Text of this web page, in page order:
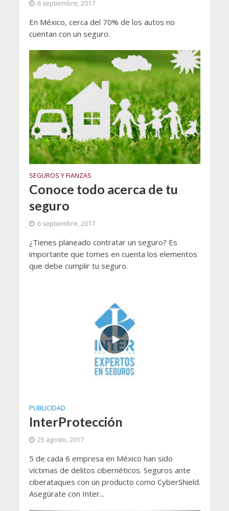
6 septiembre, 2017
En México, cerca del 70% de los autos no
cuentan con un seguro.
SEGUROS Y FIANZAS
Conoce todo acerca de tu
seguro
6 septiembre, 2017
¿Tienes planeado contratar un seguro? Es
importante que tomes en cuenta los elementos
que debe cumplir tu seguro.
PUBLICIDAD
InterProtección
25 agosto, 2017
5 de cada 6 empresa en México han sido
víctimas de delitos cibernéticos. Seguros ante
ciberataques con un producto como CyberShield.
Asegúrate con Inter...